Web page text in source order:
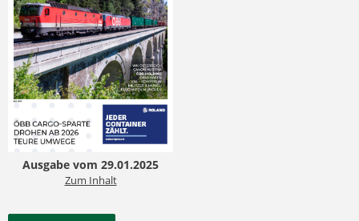
Ausgabe vom 29.01.2025
Zum Inhalt